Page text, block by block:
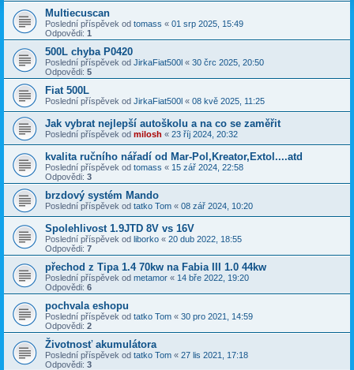
Multiecuscan
Poslední příspěvek od tomass « 01 srp 2025, 15:49
Odpovědi: 1
500L chyba P0420
Poslední příspěvek od JirkaFiat500l « 30 črc 2025, 20:50
Odpovědi: 5
Fiat 500L
Poslední příspěvek od JirkaFiat500l « 08 kvě 2025, 11:25
Jak vybrat nejlepší autoškolu a na co se zaměřit
Poslední příspěvek od milosh « 23 říj 2024, 20:32
kvalita ručního nářadí od Mar-Pol,Kreator,Extol....atd
Poslední příspěvek od tomass « 15 zář 2024, 22:58
Odpovědi: 3
brzdový systém Mando
Poslední příspěvek od tatko Tom « 08 zář 2024, 10:20
Spolehlivost 1.9JTD 8V vs 16V
Poslední příspěvek od liborko « 20 dub 2022, 18:55
Odpovědi: 7
přechod z Tipa 1.4 70kw na Fabia III 1.0 44kw
Poslední příspěvek od metamor « 14 bře 2022, 19:20
Odpovědi: 6
pochvala eshopu
Poslední příspěvek od tatko Tom « 30 pro 2021, 14:59
Odpovědi: 2
Životnosť akumulátora
Poslední příspěvek od tatko Tom « 27 lis 2021, 17:18
Odpovědi: 3